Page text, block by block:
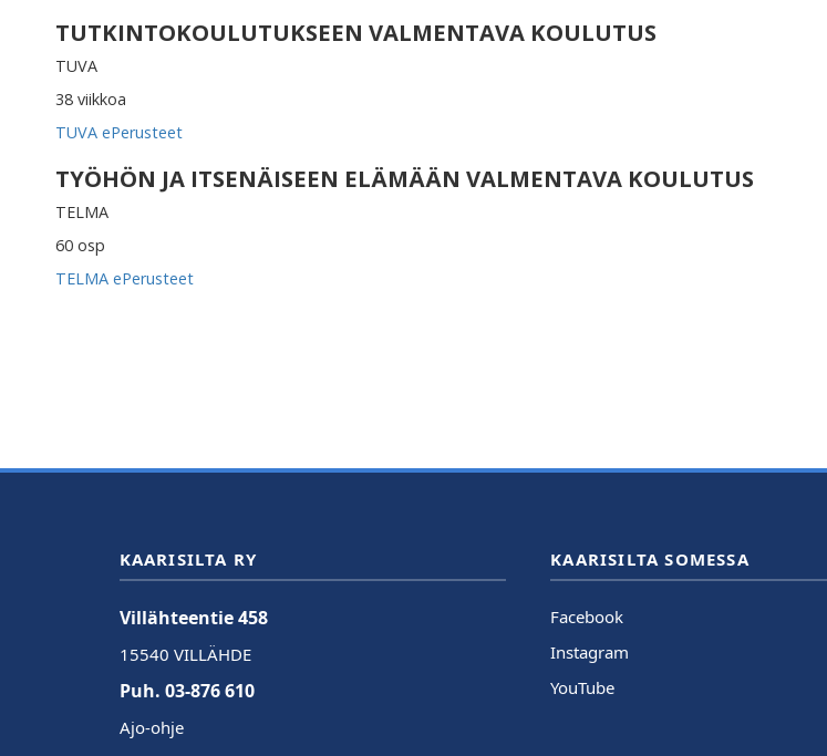
TUTKINTOKOULUTUKSEEN VALMENTAVA KOULUTUS
TUVA
38 viikkoa
TUVA ePerusteet
TYÖHÖN JA ITSENÄISEEN ELÄMÄÄN VALMENTAVA KOULUTUS
TELMA
60 osp
TELMA ePerusteet
KAARISILTA RY
Villähteentie 458
15540 VILLÄHDE
Puh. 03-876 610
Ajo-ohje
KAARISILTA SOMESSA
Facebook
Instagram
YouTube